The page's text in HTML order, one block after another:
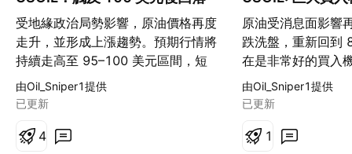
受地緣政治局勢影響，原油價格再度
走升，並形成上漲趨勢。預期行情將
持續走高至 95–100 美元區間，短
期可順勢做多，上方仍有獲利空間，
切勿逆趨勢交易。 但需留意，100
守 100 美元上方。一旦油價站上
由Oil_Sniper1提供
已更新
4
原油受消息面影響
跌洗盤，重新回到
在是非常好的買入
年原油的價格將穩
區間內，但會經歷
就是最好的買入機
由Oil_Sniper1提供
已更新
1